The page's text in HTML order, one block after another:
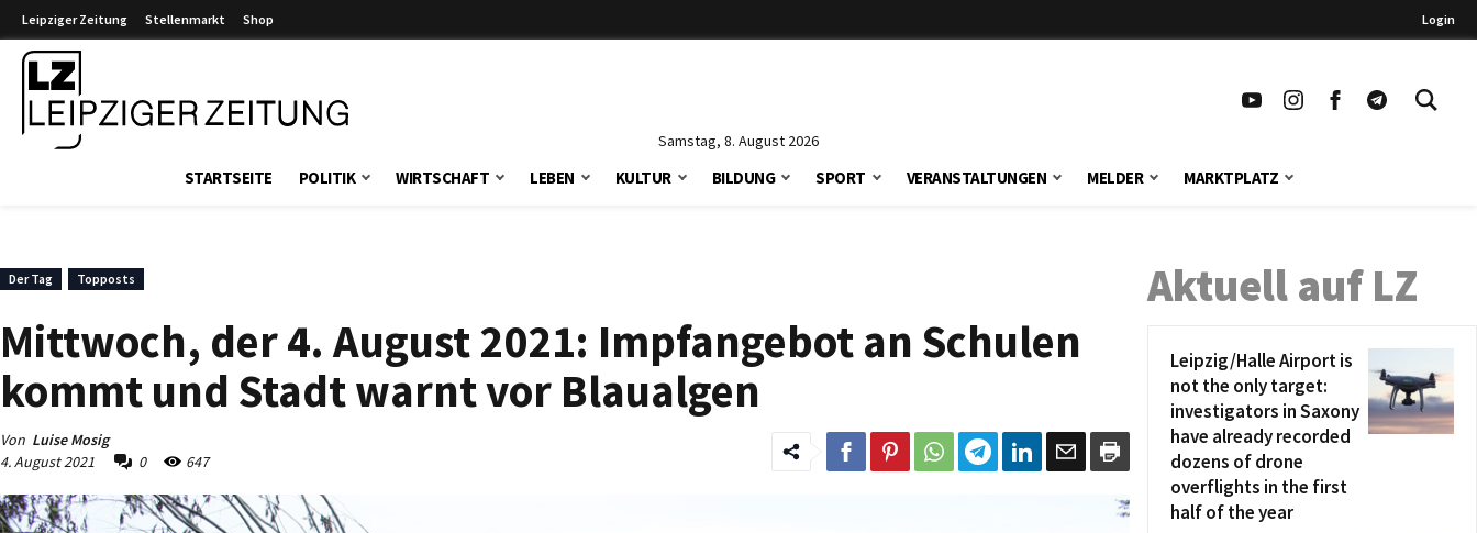
Leipziger Zeitung Stellenmarkt Shop Login
Samstag, 8. August 2026
STARTSEITE POLITIK WIRTSCHAFT LEBEN KULTUR BILDUNG SPORT VERANSTALTUNGEN MELDER MARKTPLATZ
Der Tag Topposts
Mittwoch, der 4. August 2021: Impfangebot an Schulen
kommt und Stadt warnt vor Blaualgen
Von Luise Mosig
4. August 2021
0 647
Aktuell auf LZ
Leipzig/Halle Airport is
not the only target:
investigators in Saxony
have already recorded
dozens of drone
overflights in the first
half of the year